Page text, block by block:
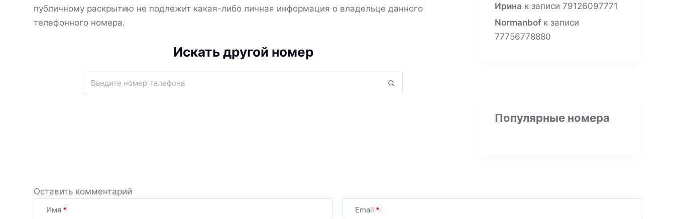
публичному раскрытию не подлежит какая-либо личная информация о владельце данного
телефонного номера.
Искать другой номер
Ирина к записи79126097771
Normanbof к записи
77756778880
Популярные номера
Оставить комментарий
Имя * Email *